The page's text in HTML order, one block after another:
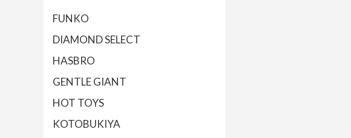
FUNKO
DIAMOND SELECT
HASBRO
GENTLE GIANT
HOT TOYS
KOTOBUKIYA